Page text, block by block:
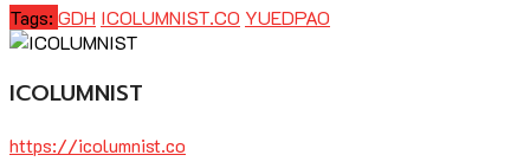
Tags: GDH ICOLUMNIST.CO YUEDPAO
ICOLUMNIST
https://icolumnist.co